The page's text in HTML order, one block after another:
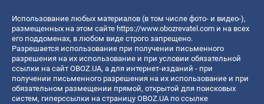
Использование любых материалов (в том числе фото- и видео-),
размещенных на этом сайте https://www.obozrevatel.com и на всех
его поддоменах, в любом виде строго запрещено.
Разрешается использование при получении письменного
разрешения на их использование и при условии обязательной
ссылки на сайт OBOZ.UA, а для интернет-изданий - при
получении письменного разрешения на их использование и при
обязательном размещении прямой, открытой для поисковых
систем, гиперссылки на страницу OBOZ.UA по ссылке